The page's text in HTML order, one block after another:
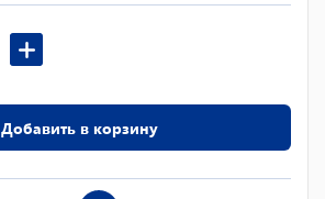
Добавить в корзину